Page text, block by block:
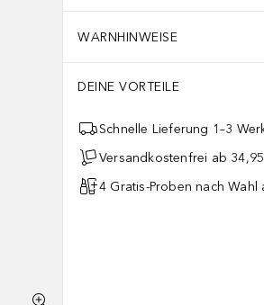
WARNHINWEISE
DEINE VORTEILE
Schnelle Lieferung 1–3
Versandkostenfrei ab
4 Gratis-Proben nach Wahl